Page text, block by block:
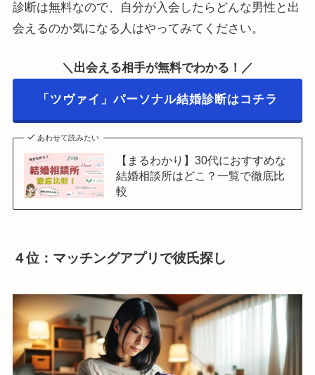
診断は無料なので、自分が入会したらどんな男性と出
会えるのか気になる人はやってみてください。
＼出会える相手が無料でわかる！／
「ツヴァイ」パーソナル結婚診断はコチラ
あわせて読みたい
【まるわかり】30代におすすめな
結婚相談所はどこ？一覧で徹底比
較
４位：マッチングアプリで彼氏探し